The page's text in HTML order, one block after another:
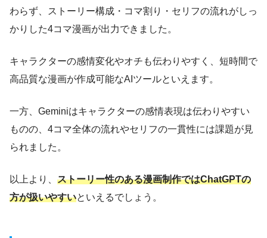
わらず、ストーリー構成・コマ割り・セリフの流れがしっ
かりした4コマ漫画が出力できました。
キャラクターの感情変化やオチも伝わりやすく、短時間で
高品質な漫画が作成可能なAIツールといえます。
一方、Geminiはキャラクターの感情表現は伝わりやすい
ものの、4コマ全体の流れやセリフの一貫性には課題が見
られました。
以上より、 ストーリー性のある漫画制作ではChatGPTの
方が扱いやすいといえるでしょう。